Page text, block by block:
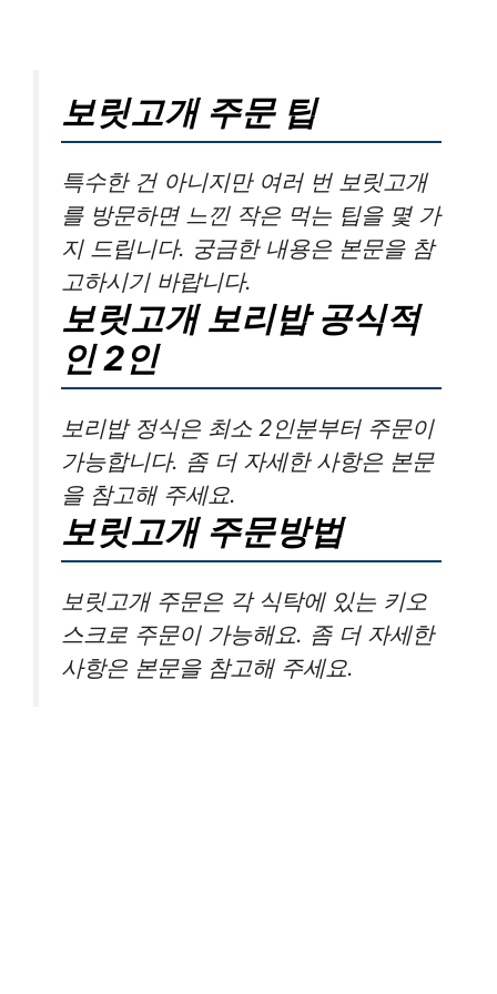
보릿고개 주문 팁
특수한 건 아니지만 여러 번 보릿고개
를 방문하면 느낀 작은 먹는 팁을 몇 가
지 드립니다. 궁금한 내용은 본문을 참
고하시기 바랍니다.
보릿고개 보리밥 공식적
인 2인
보리밥 정식은 최소 2인분부터 주문이
가능합니다. 좀 더 자세한 사항은 본문
을 참고해 주세요.
보릿고개 주문방법
보릿고개 주문은 각 식탁에 있는 키오
스크로 주문이 가능해요. 좀 더 자세한
사항은 본문을 참고해 주세요.